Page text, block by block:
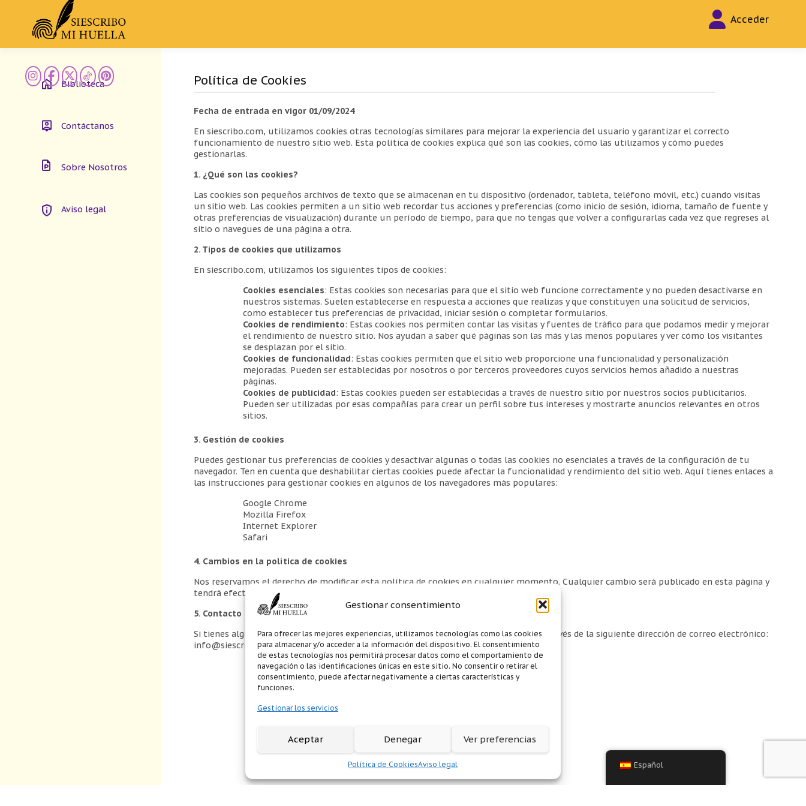
Gestionar consentimiento
Para ofrecer las mejores experiencias, utilizamos tecnologías como las cookies
para almacenar y/o acceder a la información del dispositivo. El consentimiento
de estas tecnologías nos permitirá procesar datos como el comportamiento de
navegación o las identificaciones únicas en este sitio. No consentir o retirar el
consentimiento, puede afectar negativamente a ciertas características y
funciones.
Gestionar los servicios
Aceptar Denegar Ver preferencias
Política de CookiesAviso legal
Acceder
Biblioteca
Contáctanos
Sobre Nosotros
Aviso legal
Política de Cookies
Fecha de entrada en vigor 01/09/2024
En siescribo.com, utilizamos cookies otras tecnologías similares para mejorar la experiencia del usuario y garantizar el correcto
funcionamiento de nuestro sitio web. Esta política de cookies explica qué son las cookies, cómo las utilizamos y cómo puedes
gestionarlas.
1. ¿Qué son las cookies?
Las cookies son pequeños archivos de texto que se almacenan en tu dispositivo (ordenador, tableta, teléfono móvil, etc.) cuando visitas
un sitio web. Las cookies permiten a un sitio web recordar tus acciones y preferencias (como inicio de sesión, idioma, tamaño de fuente y
otras preferencias de visualización) durante un período de tiempo, para que no tengas que volver a configurarlas cada vez que regreses al
sitio o navegues de una página a otra.
2. Tipos de cookies que utilizamos
En siescribo.com, utilizamos los siguientes tipos de cookies:
Cookies esenciales: Estas cookies son necesarias para que el sitio web funcione correctamente y no pueden desactivarse en
nuestros sistemas. Suelen establecerse en respuesta a acciones que realizas y que constituyen una solicitud de servicios,
como establecer tus preferencias de privacidad, iniciar sesión o completar formularios.
Cookies de rendimiento: Estas cookies nos permiten contar las visitas y fuentes de tráfico para que podamos medir y mejorar
el rendimiento de nuestro sitio. Nos ayudan a saber qué páginas son las más y las menos populares y ver cómo los visitantes
se desplazan por el sitio.
Cookies de funcionalidad: Estas cookies permiten que el sitio web proporcione una funcionalidad y personalización
mejoradas. Pueden ser establecidas por nosotros o por terceros proveedores cuyos servicios hemos añadido a nuestras
páginas.
Cookies de publicidad: Estas cookies pueden ser establecidas a través de nuestro sitio por nuestros socios publicitarios.
Pueden ser utilizadas por esas compañías para crear un perfil sobre tus intereses y mostrarte anuncios relevantes en otros
sitios.
3. Gestión de cookies
Puedes gestionar tus preferencias de cookies y desactivar algunas o todas las cookies no esenciales a través de la configuración de tu
navegador. Ten en cuenta que deshabilitar ciertas cookies puede afectar la funcionalidad y rendimiento del sitio web. Aquí tienes enlaces a
las instrucciones para gestionar cookies en algunos de los navegadores más populares:
Google Chrome
Mozilla Firefox
Internet Explorer
Safari
4. Cambios en la política de cookies
Nos reservamos el derecho de modificar esta política de cookies en cualquier momento. Cualquier cambio será publicado en esta página y
tendrá efecto inmediato después de su publicación.
5. Contacto
Si tienes alguna pregunta sobre nuestra política de cookies, puedes contactarnos a través de la siguiente dirección de correo electrónico:
info@siescribo.com.
Español